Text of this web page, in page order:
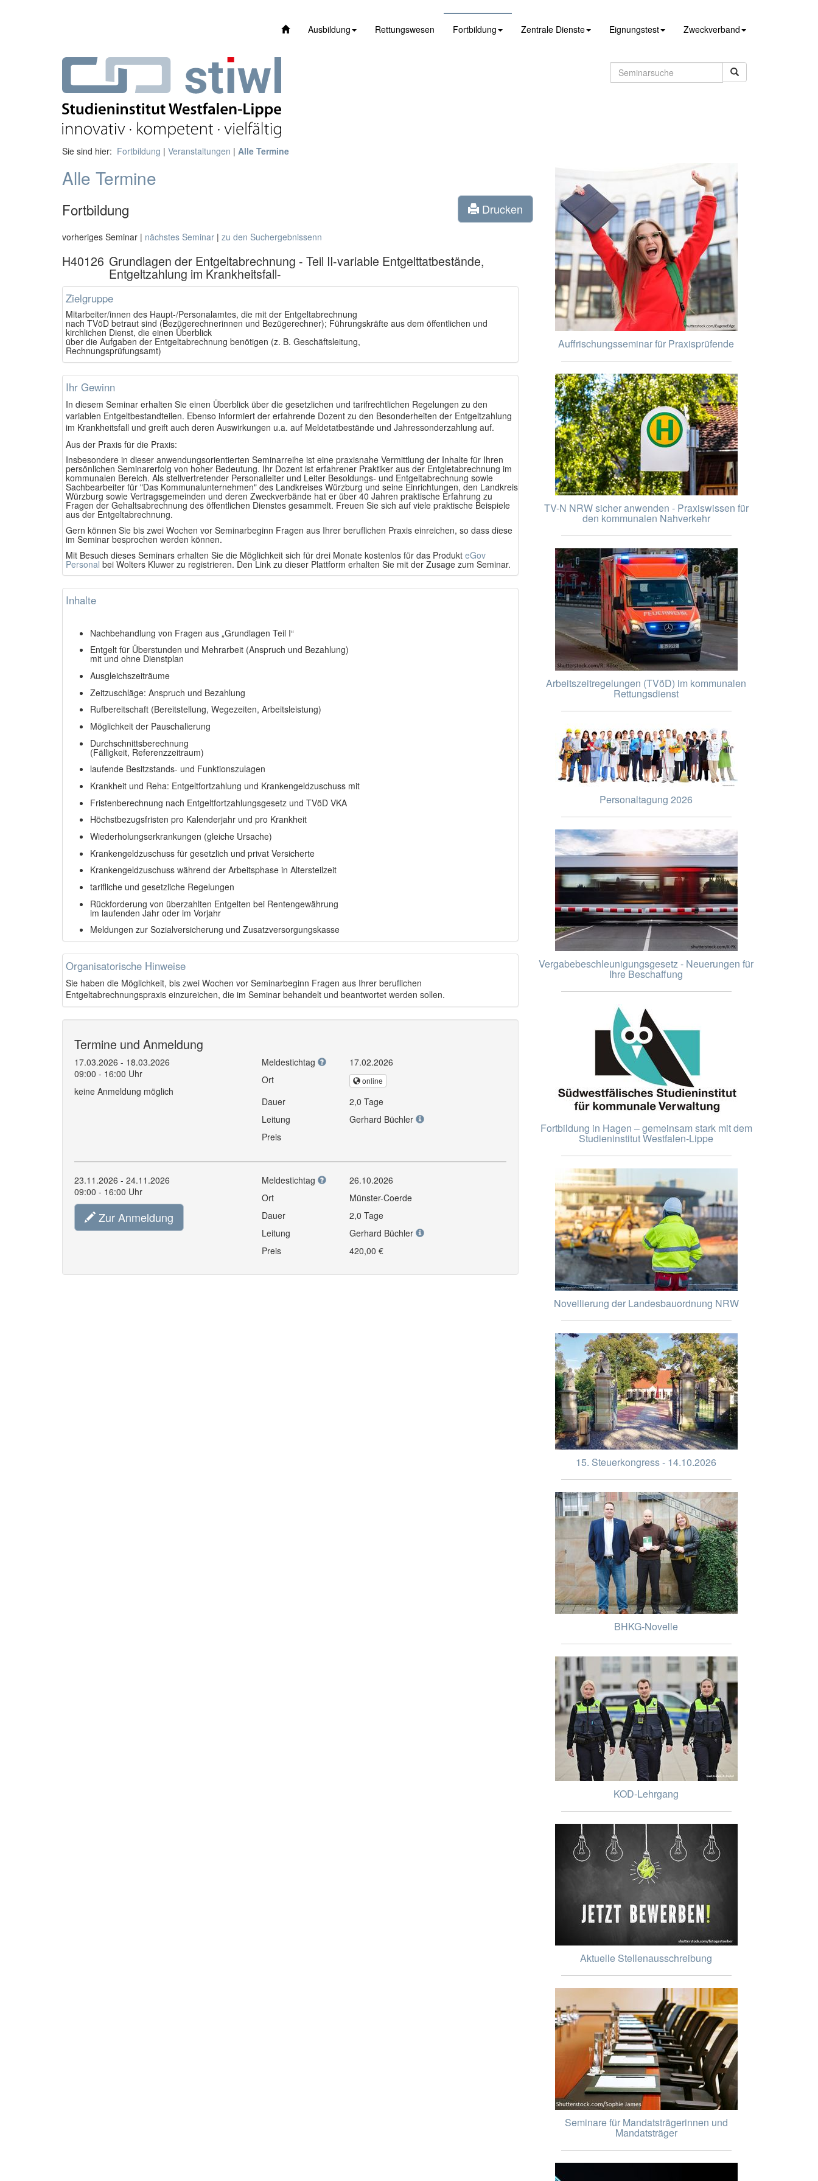
Ausbildung Rettungswesen Fortbildung Zentrale Dienste Eignungstest Zweckverband
Sie sind hier: Fortbildung | Veranstaltungen | Alle Termine
Alle Termine
Fortbildung Drucken
vorheriges Seminar | nächstes Seminar | zu den Suchergebnissenn
H40126 Grundlagen der Entgeltabrechnung - Teil II-variable Entgelttatbestände,
Entgeltzahlung im Krankheitsfall-
Zielgruppe
Mitarbeiter/innen des Haupt-/Personalamtes, die mit der Entgeltabrechnung
nach TVöD betraut sind (Bezügerechnerinnen und Bezügerechner); Führungskräfte aus dem öffentlichen und
kirchlichen Dienst, die einen Überblick
über die Aufgaben der Entgeltabrechnung benötigen (z. B. Geschäftsleitung,
Rechnungsprüfungsamt)
Ihr Gewinn
In diesem Seminar erhalten Sie einen Überblick über die gesetzlichen und tarifrechtlichen Regelungen zu den
variablen Entgeltbestandteilen. Ebenso informiert der erfahrende Dozent zu den Besonderheiten der Entgeltzahlung
im Krankheitsfall und greift auch deren Auswirkungen u.a. auf Meldetatbestände und Jahressonderzahlung auf.
Aus der Praxis für die Praxis:
Insbesondere in dieser anwendungsorientierten Seminarreihe ist eine praxisnahe Vermittlung der Inhalte für Ihren
persönlichen Seminarerfolg von hoher Bedeutung. Ihr Dozent ist erfahrener Praktiker aus der Entgletabrechnung im
kommunalen Bereich. Als stellvertretender Personalleiter und Leiter Besoldungs- und Entgeltabrechnung sowie
Sachbearbeiter für "Das Kommunalunternehmen" des Landkreises Würzburg und seine Einrichtungen, den Landkreis
Würzburg sowie Vertragsgemeinden und deren Zweckverbände hat er über 40 Jahren praktische Erfahrung zu
Fragen der Gehaltsabrechnung des öffentlichen Dienstes gesammelt. Freuen Sie sich auf viele praktische Beispiele
aus der Entgeltabrechnung.
Gern können Sie bis zwei Wochen vor Seminarbeginn Fragen aus Ihrer beruflichen Praxis einreichen, so dass diese
im Seminar besprochen werden können.
Mit Besuch dieses Seminars erhalten Sie die Möglichkeit sich für drei Monate kostenlos für das Produkt eGov
Personal bei Wolters Kluwer zu registrieren. Den Link zu dieser Plattform erhalten Sie mit der Zusage zum Seminar.
Inhalte
Nachbehandlung von Fragen aus „Grundlagen Teil I“
Entgelt für Überstunden und Mehrarbeit (Anspruch und Bezahlung)
mit und ohne Dienstplan
Ausgleichszeiträume
Zeitzuschläge: Anspruch und Bezahlung
Rufbereitschaft (Bereitstellung, Wegezeiten, Arbeitsleistung)
Möglichkeit der Pauschalierung
Durchschnittsberechnung
(Fälligkeit, Referenzzeitraum)
laufende Besitzstands- und Funktionszulagen
Krankheit und Reha: Entgeltfortzahlung und Krankengeldzuschuss mit
Fristenberechnung nach Entgeltfortzahlungsgesetz und TVöD VKA
Höchstbezugsfristen pro Kalenderjahr und pro Krankheit
Wiederholungserkrankungen (gleiche Ursache)
Krankengeldzuschuss für gesetzlich und privat Versicherte
Krankengeldzuschuss während der Arbeitsphase in Altersteilzeit
tarifliche und gesetzliche Regelungen
Rückforderung von überzahlten Entgelten bei Rentengewährung
im laufenden Jahr oder im Vorjahr
Meldungen zur Sozialversicherung und Zusatzversorgungskasse
Organisatorische Hinweise
Sie haben die Möglichkeit, bis zwei Wochen vor Seminarbeginn Fragen aus Ihrer beruflichen
Entgeltabrechnungspraxis einzureichen, die im Seminar behandelt und beantwortet werden sollen.
Termine und Anmeldung
17.03.2026 - 18.03.2026
09:00 - 16:00 Uhr
keine Anmeldung möglich
Meldestichtag
17.02.2026
Ort
online
Dauer
2,0 Tage
Leitung
Gerhard Büchler
Preis
23.11.2026 - 24.11.2026
09:00 - 16:00 Uhr
Zur Anmeldung
Meldestichtag
26.10.2026
Ort
Münster-Coerde
Dauer
2,0 Tage
Leitung
Gerhard Büchler
Preis
420,00 €
Auffrischungsseminar für Praxisprüfende
TV-N NRW sicher anwenden - Praxiswissen für
den kommunalen Nahverkehr
Arbeitszeitregelungen (TVöD) im kommunalen
Rettungsdienst
Personaltagung 2026
Vergabebeschleunigungsgesetz - Neuerungen für
Ihre Beschaffung
Fortbildung in Hagen – gemeinsam stark mit dem
Studieninstitut Westfalen-Lippe
Novellierung der Landesbauordnung NRW
15. Steuerkongress - 14.10.2026
BHKG-Novelle
KOD-Lehrgang
Aktuelle Stellenausschreibung
Seminare für Mandatsträgerinnen und
Mandatsträger